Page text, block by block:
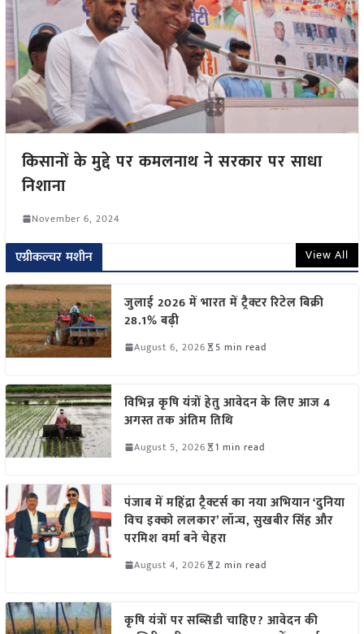
किसानों के मुद्दे पर कमलनाथ ने सरकार पर साधा
निशाना
November 6, 2024
एग्रीकल्चर मशीन View All
जुलाई 2026 में भारत में ट्रैक्टर रिटेल बिक्री
28.1% बढ़ी
August 6, 2026 5 min read
विभिन्न कृषि यंत्रों हेतु आवेदन के लिए आज 4
अगस्त तक अंतिम तिथि
August 5, 2026 1 min read
पंजाब में महिंद्रा ट्रैक्टर्स का नया अभियान ‘दुनिया
विच इक्को ललकार’ लॉन्च, सुखबीर सिंह और
परमिश वर्मा बने चेहरा
August 4, 2026 2 min read
कृषि यंत्रों पर सब्सिडी चाहिए? आवेदन की